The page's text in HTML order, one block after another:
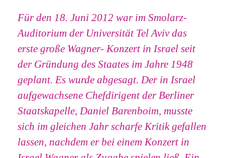
Für den 18. Juni 2012 war im Smolarz-
Auditorium der Universität Tel Aviv das
erste große Wagner- Konzert in Israel seit
der Gründung des Staates im Jahre 1948
geplant. Es wurde abgesagt. Der in Israel
aufgewachsene Chefdirigent der Berliner
Staatskapelle, Daniel Barenboim, musste
sich im gleichen Jahr scharfe Kritik gefallen
lassen, nachdem er bei einem Konzert in